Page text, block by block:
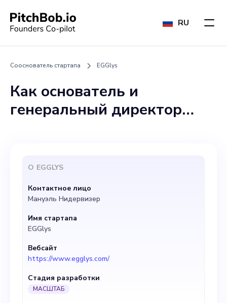
RU
Сооснователь стартапа EGGlys
Как основатель и
генеральный директор
равной степени увлечен
инновационными
системами сидений и
разделяет мое видение
улучшения жизни семей и
предприятий с помощью
модульных решений для
сидений, не требующих
О EGGLYS
Контактное лицо
Мануэль Нидервизер
Имя стартапа
EGGlys
Вебсайт
https://www.egglys.com/
Стадия разработки
МАСШТАБ